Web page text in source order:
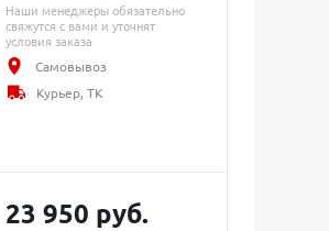
Наши менеджеры обязательно
свяжутся с вами и уточнят
условия заказа
Самовывоз
Курьер, ТК
23 950 руб.